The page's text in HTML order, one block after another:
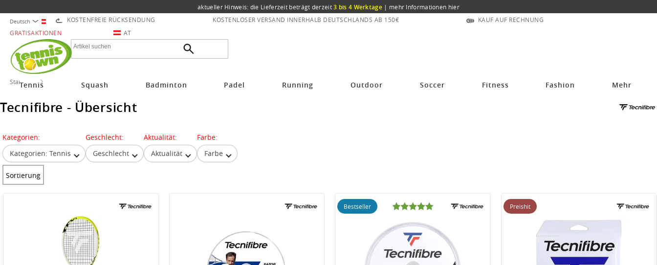
aktueller Hinweis: die Lieferzeit beträgt derzeit3 bis 4 Werktage | mehr Informationen hier
Deutsch KOSTENFREIE RÜCKSENDUNG KOSTENLOSER VERSAND INNERHALB DEUTSCHLANDS AB 150€
KAUF AUF RECHNUNG
GRATISAKTIONEN
AT
Tennis Squash Badminton Padel Running Outdoor Soccer Fitness Fashion Mehr
Startseite
Tecnifibre - Übersicht
Kategorien:
Kategorien: Tennis
Geschlecht:
Geschlecht
Aktualität:
Aktualität
Farbe:
Farbe
Sortierung
Bestseller Preishit